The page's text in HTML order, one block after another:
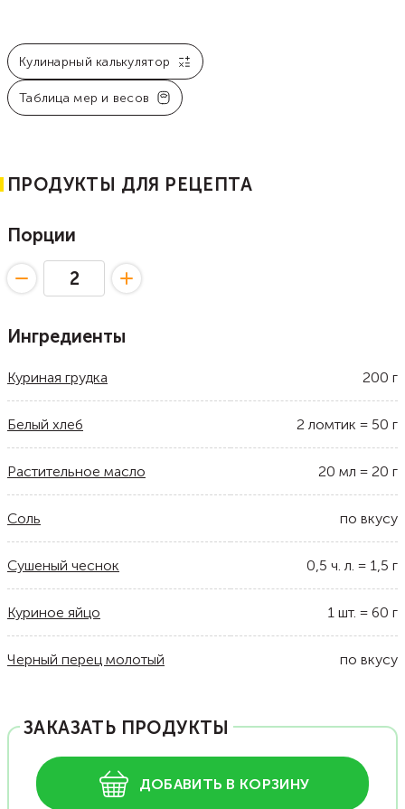
Кулинарный калькулятор
Таблица мер и весов
ПРОДУКТЫ ДЛЯ РЕЦЕПТА
Порции
Ингредиенты
Куриная грудка 200 г
Белый хлеб 2 ломтик = 50 г
Растительное масло 20 мл = 20 г
Соль по вкусу
Сушеный чеснок 0,5 ч. л. = 1,5 г
Куриное яйцо 1 шт. = 60 г
Черный перец молотый по вкусу
ЗАКАЗАТЬ ПРОДУКТЫ
ДОБАВИТЬ В КОРЗИНУ